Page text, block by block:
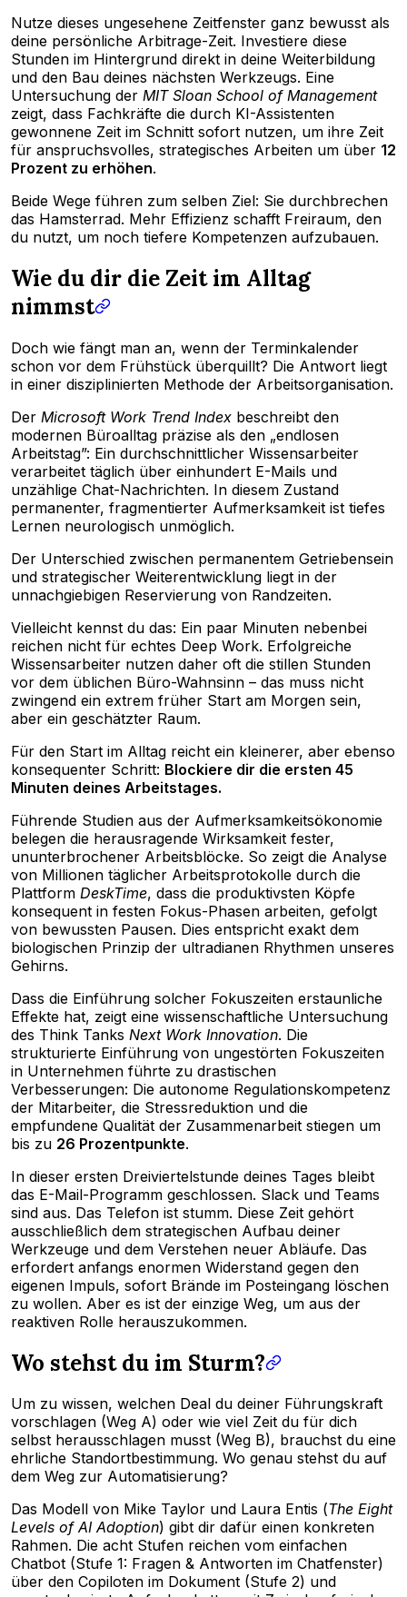
Nutze dieses ungesehene Zeitfenster ganz bewusst als
deine persönliche Arbitrage-Zeit. Investiere diese
Stunden im Hintergrund direkt in deine Weiterbildung
und den Bau deines nächsten Werkzeugs. Eine
Untersuchung der MIT Sloan School of Management
zeigt, dass Fachkräfte die durch KI-Assistenten
gewonnene Zeit im Schnitt sofort nutzen, um ihre Zeit
für anspruchsvolles, strategisches Arbeiten um über 12
Prozent zu erhöhen.
Beide Wege führen zum selben Ziel: Sie durchbrechen
das Hamsterrad. Mehr Effizienz schafft Freiraum, den
du nutzt, um noch tiefere Kompetenzen aufzubauen.
Wie du dir die Zeit im Alltag
nimmst
Doch wie fängt man an, wenn der Terminkalender
schon vor dem Frühstück überquillt? Die Antwort liegt
in einer disziplinierten Methode der Arbeitsorganisation.
Der Microsoft Work Trend Index beschreibt den
modernen Büroalltag präzise als den „endlosen
Arbeitstag”: Ein durchschnittlicher Wissensarbeiter
verarbeitet täglich über einhundert E-Mails und
unzählige Chat-Nachrichten. In diesem Zustand
permanenter, fragmentierter Aufmerksamkeit ist tiefes
Lernen neurologisch unmöglich.
Der Unterschied zwischen permanentem Getriebensein
und strategischer Weiterentwicklung liegt in der
unnachgiebigen Reservierung von Randzeiten.
Vielleicht kennst du das: Ein paar Minuten nebenbei
reichen nicht für echtes Deep Work. Erfolgreiche
Wissensarbeiter nutzen daher oft die stillen Stunden
vor dem üblichen Büro-Wahnsinn – das muss nicht
zwingend ein extrem früher Start am Morgen sein,
aber ein geschätzter Raum.
Für den Start im Alltag reicht ein kleinerer, aber ebenso
konsequenter Schritt: Blockiere dir die ersten 45
Minuten deines Arbeitstages.
Führende Studien aus der Aufmerksamkeitsökonomie
belegen die herausragende Wirksamkeit fester,
ununterbrochener Arbeitsblöcke. So zeigt die Analyse
von Millionen täglicher Arbeitsprotokolle durch die
Plattform DeskTime, dass die produktivsten Köpfe
konsequent in festen Fokus-Phasen arbeiten, gefolgt
von bewussten Pausen. Dies entspricht exakt dem
biologischen Prinzip der ultradianen Rhythmen unseres
Gehirns.
Dass die Einführung solcher Fokuszeiten erstaunliche
Effekte hat, zeigt eine wissenschaftliche Untersuchung
des Think Tanks Next Work Innovation. Die
strukturierte Einführung von ungestörten Fokuszeiten
in Unternehmen führte zu drastischen
Verbesserungen: Die autonome Regulationskompetenz
der Mitarbeiter, die Stressreduktion und die
empfundene Qualität der Zusammenarbeit stiegen um
bis zu 26 Prozentpunkte.
In dieser ersten Dreiviertelstunde deines Tages bleibt
das E-Mail-Programm geschlossen. Slack und Teams
sind aus. Das Telefon ist stumm. Diese Zeit gehört
ausschließlich dem strategischen Aufbau deiner
Werkzeuge und dem Verstehen neuer Abläufe. Das
erfordert anfangs enormen Widerstand gegen den
eigenen Impuls, sofort Brände im Posteingang löschen
zu wollen. Aber es ist der einzige Weg, um aus der
reaktiven Rolle herauszukommen.
Wo stehst du im Sturm?
Um zu wissen, welchen Deal du deiner Führungskraft
vorschlagen (Weg A) oder wie viel Zeit du für dich
selbst herausschlagen musst (Weg B), brauchst du eine
ehrliche Standortbestimmung. Wo genau stehst du auf
dem Weg zur Automatisierung?
Das Modell von Mike Taylor und Laura Entis (The Eight
Levels of AI Adoption) gibt dir dafür einen konkreten
Rahmen. Die acht Stufen reichen vom einfachen
Chatbot (Stufe 1: Fragen & Antworten im Chatfenster)
über den Copiloten im Dokument (Stufe 2) und